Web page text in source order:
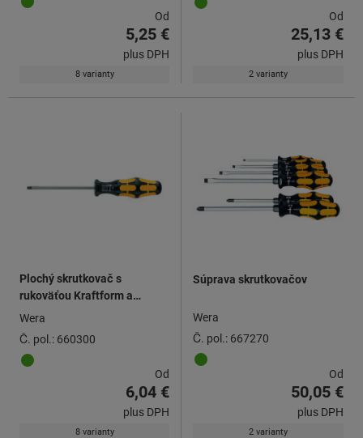
Od
5,25 €
plus DPH
8 varianty
Od
25,13 €
plus DPH
2 varianty
Plochý skrutkovač s
rukoväťou Kraftform a
úderovou koncovkou
Wera
Č. pol.: 660300
Od
6,04 €
plus DPH
8 varianty
Súprava skrutkovačov
Wera
Č. pol.: 667270
Od
50,05 €
plus DPH
2 varianty